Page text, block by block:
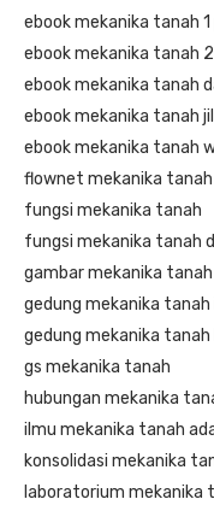
ebook mekanika tanah
ebook mekanika tanah 2
ebook mekanika tanah
ebook mekanika tanah
ebook mekanika tanah
flownet mekanika tanah
fungsi mekanika tanah
fungsi mekanika tanah
gambar mekanika tanah
gedung mekanika
gedung mekanika
gs mekanika tanah
hubungan mekanika
ilmu mekanika tanah
konsolidasi mekanika
laboratorium mekanika